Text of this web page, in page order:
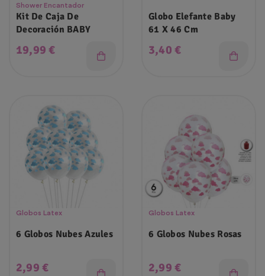
Shower Encantador
Kit De Caja De
Decoración BABY
Precio
19,99 €
Globo Elefante Baby
61 X 46 Cm
Precio
3,40 €
Globos Latex
6 Globos Nubes Azules
Precio
2,99 €
Globos Latex
6 Globos Nubes Rosas
Precio
2,99 €